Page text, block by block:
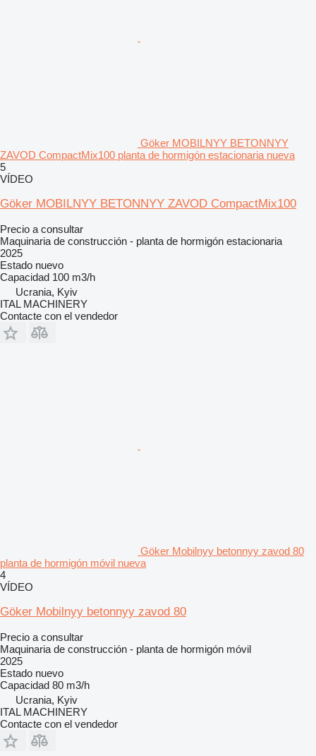
Göker MOBILNYY BETONNYY
ZAVOD CompactMix100 planta de hormigón estacionaria nueva
5
VÍDEO
Göker MOBILNYY BETONNYY ZAVOD CompactMix100
Precio a consultar
Maquinaria de construcción - planta de hormigón estacionaria
2025
Estado nuevo
Capacidad 100 m3/h
Ucrania, Kyiv
ITAL MACHINERY
Contacte con el vendedor
Göker Mobilnyy betonnyy zavod 80
planta de hormigón móvil nueva
4
VÍDEO
Göker Mobilnyy betonnyy zavod 80
Precio a consultar
Maquinaria de construcción - planta de hormigón móvil
2025
Estado nuevo
Capacidad 80 m3/h
Ucrania, Kyiv
ITAL MACHINERY
Contacte con el vendedor